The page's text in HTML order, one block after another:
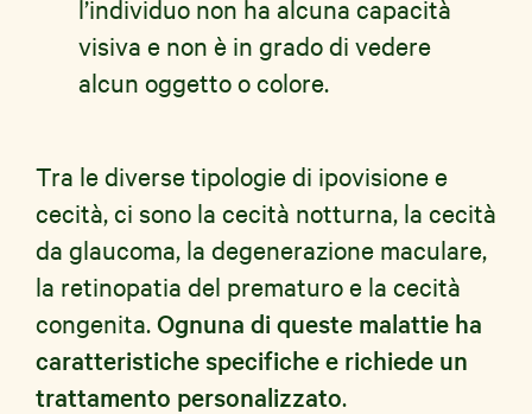
l’individuo non ha alcuna capacità
visiva e non è in grado di vedere
alcun oggetto o colore.
Tra le diverse tipologie di ipovisione e
cecità, ci sono la cecità notturna, la cecità
da glaucoma, la degenerazione maculare,
la retinopatia del prematuro e la cecità
congenita.Ognuna di queste malattie ha
caratteristiche specifiche e richiede un
trattamento personalizzato.